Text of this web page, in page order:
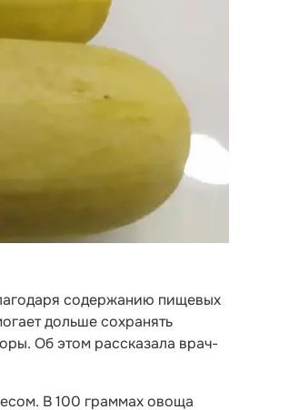
содержанию пищевых
дольше сохранять
Об этом рассказала врач-
В 100 граммах овоща